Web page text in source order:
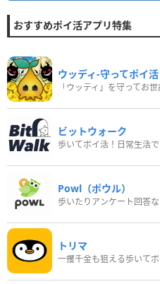
おすすめポイ活アプリ特集
ウッディ‐守ってポイ活
「ウッディ」を守ってお
ビットウォーク
Powl（ポウル）
トリマ
一攫千金も狙える歩いて